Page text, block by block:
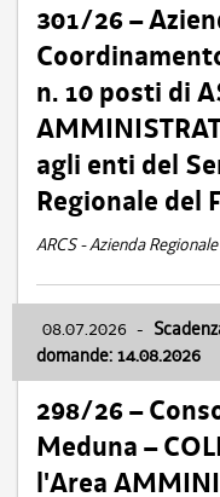
301/26 –
n. 10 posti di
agli enti del
Regionale del
ARCS - Azienda
08.07.2026 -
domande: 14.08.2026
298/26 –
Meduna –
l'Area